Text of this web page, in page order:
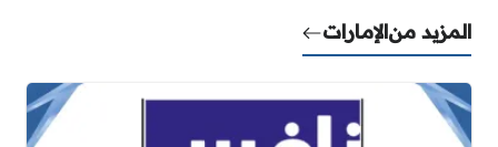
المزيد منالإمارات